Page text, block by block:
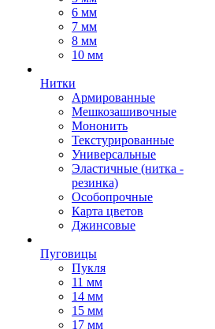
6 мм
7 мм
8 мм
10 мм
Нитки
Армированные
Мешкозашивочные
Мононить
Текстурированные
Универсальные
Эластичные (нитка -
резинка)
Особопрочные
Карта цветов
Джинсовые
Пуговицы
Пукля
11 мм
14 мм
15 мм
17 мм